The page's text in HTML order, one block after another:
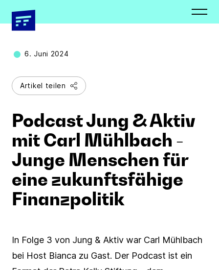
6. Juni 2024
Artikel teilen
Podcast Jung & Aktiv
mit Carl Mühlbach -
Junge Menschen für
eine zukunftsfähige
Finanzpolitik
In Folge 3 von Jung & Aktiv war Carl Mühlbach
bei Host Bianca zu Gast. Der Podcast ist ein
Newsletter Schließen
Nachname *
Hiermit bestätige ich das Laden von reCAPTCHA.
Presseverteiler Schließen
Nachname *